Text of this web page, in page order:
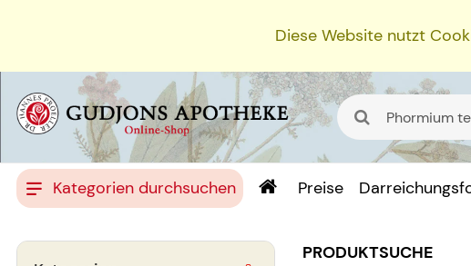
Diese Website nutzt
Kategorien durchsuchen Preise
PRODUKTSUCHE